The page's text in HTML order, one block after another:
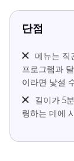
단점
메뉴는 직
프로그램과
이라면 낯설
길이가 5
링하는 데에